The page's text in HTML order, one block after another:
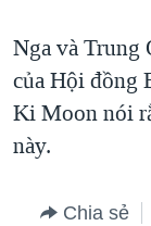
Nga và Trung
của Hội đồng
Ki Moon nói
này.
Chia sẻ